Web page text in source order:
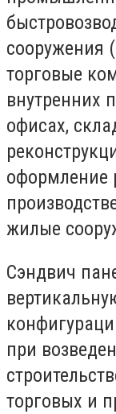
сооружения
торговые
внутренних
офисах,
оформление
жилые
Сэндвич
при
торговых и